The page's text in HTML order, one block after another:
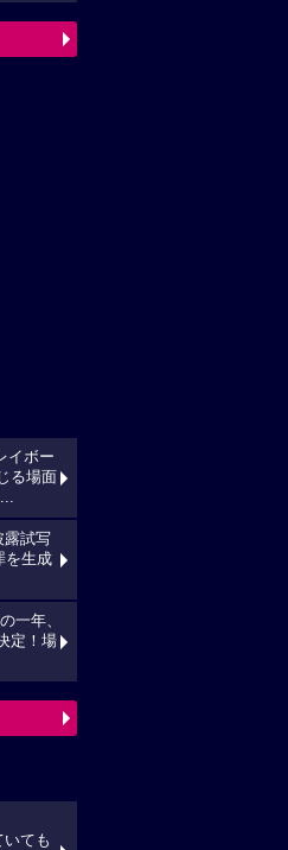
イボー
る場面
露試写
を生成
一年、
定！場
ても